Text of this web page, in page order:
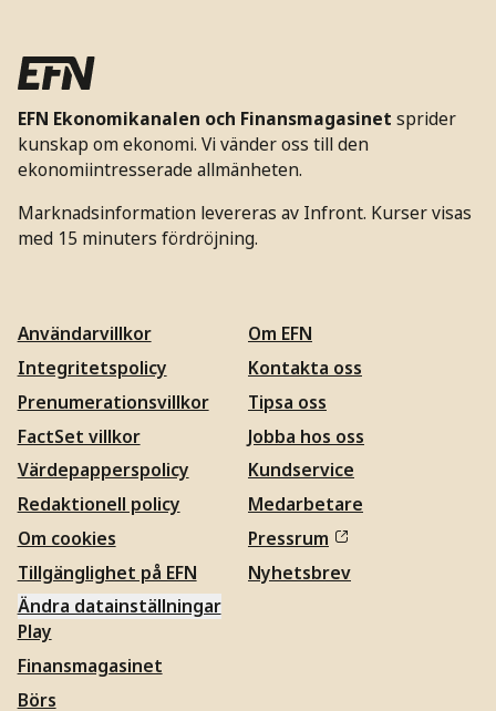
EFN Ekonomikanalen och Finansmagasinet sprider
kunskap om ekonomi. Vi vänder oss till den
ekonomiintresserade allmänheten.
Marknadsinformation levereras av Infront. Kurser visas
med 15 minuters fördröjning.
Användarvillkor
Integritetspolicy
Prenumerationsvillkor
FactSet villkor
Värdepapperspolicy
Redaktionell policy
Om cookies
Tillgänglighet på EFN
Ändra datainställningar
Om EFN
Kontakta oss
Tipsa oss
Jobba hos oss
Kundservice
Medarbetare
Pressrum
Nyhetsbrev
Play
Finansmagasinet
Börs